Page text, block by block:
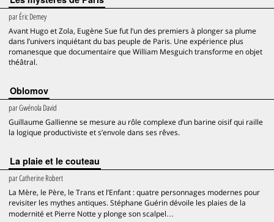
parÉric Demey
Avant Hugo et Zola, Eugène Sue fut l’un des premiers à plonger sa plume
dans l’univers inquiétant du bas peuple de Paris. Une expérience plus
romanesque que documentaire que William Mesguich transforme en objet
théâtral.
Oblomov
parGwénola David
Guillaume Gallienne se mesure au rôle complexe d’un barine oisif qui raille
la logique productiviste et s’envole dans ses rêves.
La plaie et le couteau
parCatherine Robert
La Mère, le Père, le Trans et l’Enfant : quatre personnages modernes pour
revisiter les mythes antiques. Stéphane Guérin dévoile les plaies de la
modernité et Pierre Notte y plonge son scalpel…